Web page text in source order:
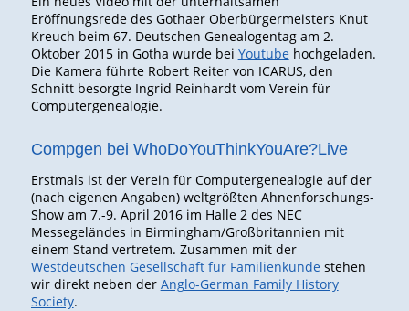
Eröffnungsrede des Gothaer Oberbürgermeisters Knut
Kreuch beim 67. Deutschen Genealogentag am 2.
Oktober 2015 in Gotha wurde bei Youtube hochgeladen.
Die Kamera führte Robert Reiter von ICARUS, den
Schnitt besorgte Ingrid Reinhardt vom Verein für
Computergenealogie.
Compgen bei WhoDoYouThinkYouAre?Live
Erstmals ist der Verein für Computergenealogie auf der
(nach eigenen Angaben) weltgrößten Ahnenforschungs-
Show am 7.-9. April 2016 im Halle 2 des NEC
Messegeländes in Birmingham/Großbritannien mit
einem Stand vertretem. Zusammen mit der
Westdeutschen Gesellschaft für Familienkunde stehen
wir direkt neben der Anglo-German Family History
Society.